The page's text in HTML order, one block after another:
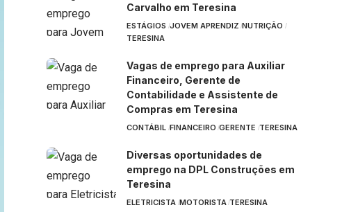
Carvalho em Teresina
ESTÁGIOS JOVEM APRENDIZ NUTRIÇÃO
TERESINA
Vagas de emprego para Auxiliar
Financeiro, Gerente de
Contabilidade e Assistente de
Compras em Teresina
CONTÁBIL FINANCEIRO GERENTE TERESINA
Diversas oportunidades de
emprego na DPL Construções em
Teresina
ELETRICISTA MOTORISTA TERESINA